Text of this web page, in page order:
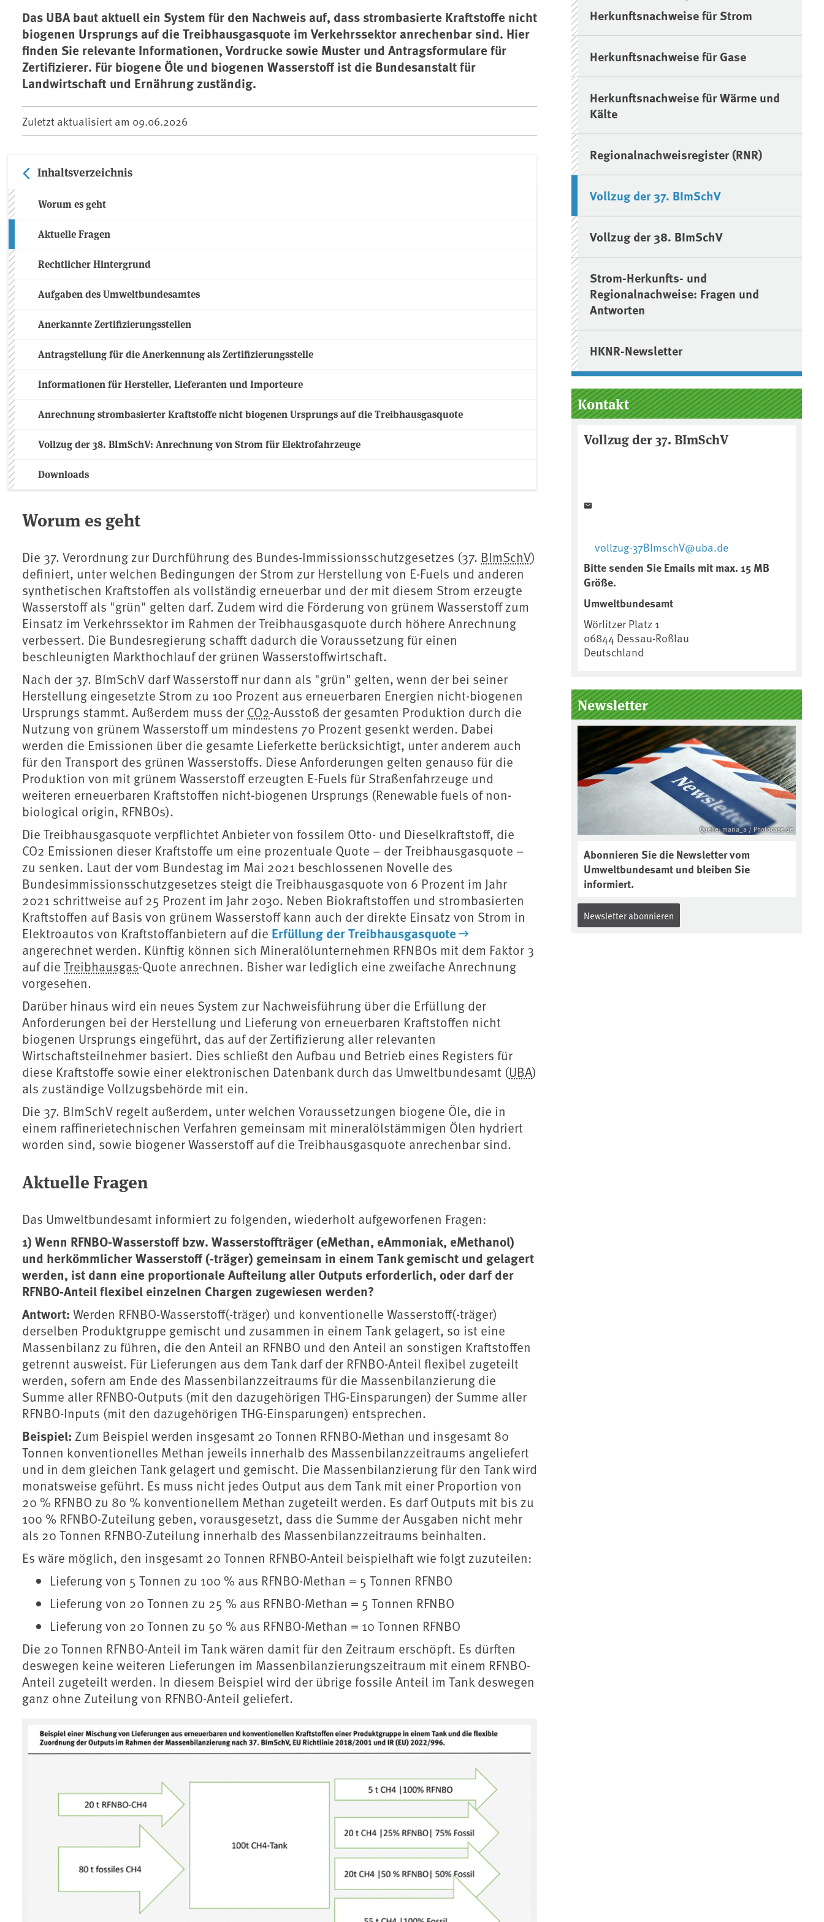
Das UBA baut aktuell ein System für den Nachweis auf, dass strombasierte Kraftstoffe nicht
biogenen Ursprungs auf die Treibhausgasquote im Verkehrssektor anrechenbar sind. Hier
finden Sie relevante Informationen, Vordrucke sowie Muster und Antragsformulare für
Zertifizierer. Für biogene Öle und biogenen Wasserstoff ist die Bundesanstalt für
Landwirtschaft und Ernährung zuständig.
Zuletzt aktualisiert am 09.06.2026
Inhaltsverzeichnis
Worum es geht
Aktuelle Fragen
Rechtlicher Hintergrund
Aufgaben des Umweltbundesamtes
Anerkannte Zertifizierungsstellen
Antragstellung für die Anerkennung als Zertifizierungsstelle
Informationen für Hersteller, Lieferanten und Importeure
Anrechnung strombasierter Kraftstoffe nicht biogenen Ursprungs auf die Treibhausgasquote
Vollzug der 38. BImSchV: Anrechnung von Strom für Elektrofahrzeuge
Downloads
Worum es geht
Die 37. Verordnung zur Durchführung des Bundes-Immissionsschutzgesetzes (37. BImSchV)
definiert, unter welchen Bedingungen der Strom zur Herstellung von E-Fuels und anderen
synthetischen Kraftstoffen als vollständig erneuerbar und der mit diesem Strom erzeugte
Wasserstoff als "grün" gelten darf. Zudem wird die Förderung von grünem Wasserstoff zum
Einsatz im Verkehrssektor im Rahmen der Treibhausgasquote durch höhere Anrechnung
verbessert. Die Bundesregierung schafft dadurch die Voraussetzung für einen
beschleunigten Markthochlauf der grünen Wasserstoffwirtschaft.
Nach der 37. BImSchV darf Wasserstoff nur dann als "grün" gelten, wenn der bei seiner
Herstellung eingesetzte Strom zu 100 Prozent aus erneuerbaren Energien nicht-biogenen
Ursprungs stammt. Außerdem muss der CO2-Ausstoß der gesamten Produktion durch die
Nutzung von grünem Wasserstoff um mindestens 70 Prozent gesenkt werden. Dabei
werden die Emissionen über die gesamte Lieferkette berücksichtigt, unter anderem auch
für den Transport des grünen Wasserstoffs. Diese Anforderungen gelten genauso für die
Produktion von mit grünem Wasserstoff erzeugten E-Fuels für Straßenfahrzeuge und
weiteren erneuerbaren Kraftstoffen nicht-biogenen Ursprungs (Renewable fuels of non-
biological origin, RFNBOs).
Die Treibhausgasquote verpflichtet Anbieter von fossilem Otto- und Dieselkraftstoff, die
CO2 Emissionen dieser Kraftstoffe um eine prozentuale Quote – der Treibhausgasquote –
zu senken. Laut der vom Bundestag im Mai 2021 beschlossenen Novelle des
Bundesimmissionsschutzgesetzes steigt die Treibhausgasquote von 6 Prozent im Jahr
2021 schrittweise auf 25 Prozent im Jahr 2030. Neben Biokraftstoffen und strombasierten
Kraftstoffen auf Basis von grünem Wasserstoff kann auch der direkte Einsatz von Strom in
Elektroautos von Kraftstoffanbietern auf die Erfüllung der Treibhausgasquote
angerechnet werden. Künftig können sich Mineralölunternehmen RFNBOs mit dem Faktor 3
auf die Treibhausgas-Quote anrechnen. Bisher war lediglich eine zweifache Anrechnung
vorgesehen.
Darüber hinaus wird ein neues System zur Nachweisführung über die Erfüllung der
Anforderungen bei der Herstellung und Lieferung von erneuerbaren Kraftstoffen nicht
biogenen Ursprungs eingeführt, das auf der Zertifizierung aller relevanten
Wirtschaftsteilnehmer basiert. Dies schließt den Aufbau und Betrieb eines Registers für
diese Kraftstoffe sowie einer elektronischen Datenbank durch das Umweltbundesamt (UBA)
als zuständige Vollzugsbehörde mit ein.
Die 37. BImSchV regelt außerdem, unter welchen Voraussetzungen biogene Öle, die in
einem raffinerietechnischen Verfahren gemeinsam mit mineralölstämmigen Ölen hydriert
worden sind, sowie biogener Wasserstoff auf die Treibhausgasquote anrechenbar sind.
Aktuelle Fragen
Das Umweltbundesamt informiert zu folgenden, wiederholt aufgeworfenen Fragen:
1) Wenn RFNBO-Wasserstoff bzw. Wasserstoffträger (eMethan, eAmmoniak, eMethanol)
und herkömmlicher Wasserstoff (-träger) gemeinsam in einem Tank gemischt und gelagert
werden, ist dann eine proportionale Aufteilung aller Outputs erforderlich, oder darf der
RFNBO-Anteil flexibel einzelnen Chargen zugewiesen werden?
Antwort: Werden RFNBO-Wasserstoff(-träger) und konventionelle Wasserstoff(-träger)
derselben Produktgruppe gemischt und zusammen in einem Tank gelagert, so ist eine
Massenbilanz zu führen, die den Anteil an RFNBO und den Anteil an sonstigen Kraftstoffen
getrennt ausweist. Für Lieferungen aus dem Tank darf der RFNBO-Anteil flexibel zugeteilt
werden, sofern am Ende des Massenbilanzzeitraums für die Massenbilanzierung die
Summe aller RFNBO-Outputs (mit den dazugehörigen THG-Einsparungen) der Summe aller
RFNBO-Inputs (mit den dazugehörigen THG-Einsparungen) entsprechen.
Beispiel: Zum Beispiel werden insgesamt 20 Tonnen RFNBO-Methan und insgesamt 80
Tonnen konventionelles Methan jeweils innerhalb des Massenbilanzzeitraums angeliefert
und in dem gleichen Tank gelagert und gemischt. Die Massenbilanzierung für den Tank wird
monatsweise geführt. Es muss nicht jedes Output aus dem Tank mit einer Proportion von
20 % RFNBO zu 80 % konventionellem Methan zugeteilt werden. Es darf Outputs mit bis zu
100 % RFNBO-Zuteilung geben, vorausgesetzt, dass die Summe der Ausgaben nicht mehr
als 20 Tonnen RFNBO-Zuteilung innerhalb des Massenbilanzzeitraums beinhalten.
Es wäre möglich, den insgesamt 20 Tonnen RFNBO-Anteil beispielhaft wie folgt zuzuteilen:
Lieferung von 5 Tonnen zu 100 % aus RFNBO-Methan = 5 Tonnen RFNBO
Lieferung von 20 Tonnen zu 25 % aus RFNBO-Methan = 5 Tonnen RFNBO
Lieferung von 20 Tonnen zu 50 % aus RFNBO-Methan = 10 Tonnen RFNBO
Die 20 Tonnen RFNBO-Anteil im Tank wären damit für den Zeitraum erschöpft. Es dürften
deswegen keine weiteren Lieferungen im Massenbilanzierungszeitraum mit einem RFNBO-
Anteil zugeteilt werden. In diesem Beispiel wird der übrige fossile Anteil im Tank deswegen
ganz ohne Zuteilung von RFNBO-Anteil geliefert.
Herkunftsnachweise für Strom
Herkunftsnachweise für Gase
Herkunftsnachweise für Wärme und
Kälte
Regionalnachweisregister (RNR)
Vollzug der 37. BImSchV
Vollzug der 38. BImSchV
Strom-Herkunfts- und
Regionalnachweise: Fragen und
Antworten
HKNR-Newsletter
Kontakt
Vollzug der 37. BImSchV
vollzug-37BImschV@uba.de
Bitte senden Sie Emails mit max. 15 MB
Größe.
Umweltbundesamt
Wörlitzer Platz 1
06844 Dessau-Roßlau
Deutschland
Newsletter
Quelle: maria_a / Photocase.de
Abonnieren Sie die Newsletter vom
Umweltbundesamt und bleiben Sie
informiert.
Newsletter abonnieren